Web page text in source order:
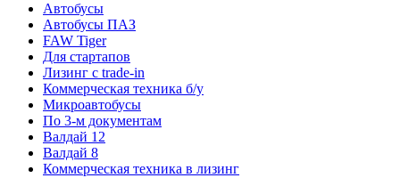
Автобусы
Автобусы ПАЗ
FAW Tiger
Для стартапов
Лизинг с trade-in
Коммерческая техника б/у
Микроавтобусы
По 3-м документам
Валдай 12
Валдай 8
Коммерческая техника в лизинг